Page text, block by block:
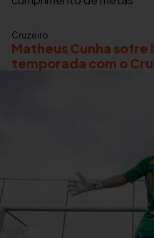
Cruzeiro
Matheus Cunha sofre
temporada com o